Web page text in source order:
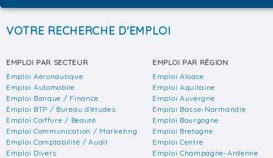
VOTRE RECHERCHE D'EMPLOI
EMPLOI PAR SECTEUR
Emploi Aéronautique
Emploi Automobile
Emploi Banque / Finance
Emploi BTP / Bureau d'études
Emploi Coiffure / Beauté
Emploi Communication / Marketing
Emploi Comptabilité / Audit
Emploi Divers
EMPLOI PAR RÉGION
Emploi Alsace
Emploi Aquitaine
Emploi Auvergne
Emploi Basse-Normandie
Emploi Bourgogne
Emploi Bretagne
Emploi Centre
Emploi Champagne-Ardenne